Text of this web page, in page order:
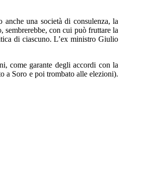
una società di consulenza, la
con cui può fruttare la
di ciascuno. L’ex ministro Giulio
come garante degli accordi con la
a Soro e poi trombato alle elezioni).